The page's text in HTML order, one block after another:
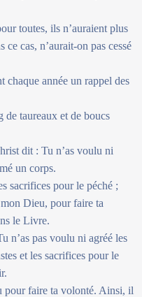
toutes, ils n’auraient plus
ce cas, n’aurait-on pas cessé
chaque année un rappel des
de taureaux et de boucs
dit : Tu n’as voulu ni
un corps.
sacrifices pour le péché ;
Dieu, pour faire ta
le Livre.
n’as pas voulu ni agréé les
et les sacrifices pour le
pour faire ta volonté. Ainsi, il